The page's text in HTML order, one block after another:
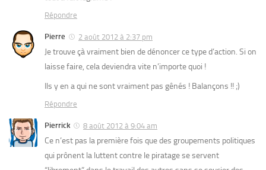
Répondre
Pierre 2 août 2012 à 2:37 pm
Je trouve çà vraiment bien de dénoncer ce type d’action. Si on
laisse faire, cela deviendra vite n’importe quoi !
Ils y en a qui ne sont vraiment pas gênés ! Balançons !! ;)
Répondre
Pierrick 8 août 2012 à 9:04 am
Ce n’est pas la première fois que des groupements politiques
qui prônent la luttent contre le piratage se servent